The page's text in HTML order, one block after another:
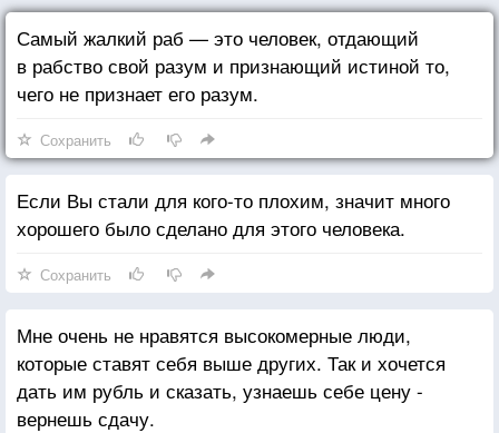
Самый жалкий раб — это человек, отдающий
в рабство свой разум и признающий истиной то,
чего не признает его разум.
Сохранить
Если Вы стали для кого-то плохим, значит много
хорошего было сделано для этого человека.
Сохранить
Мне очень не нравятся высокомерные люди,
которые ставят себя выше других. Так и хочется
дать им рубль и сказать, узнаешь себе цену -
вернешь сдачу.